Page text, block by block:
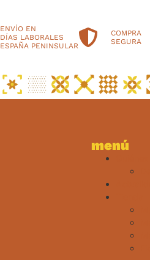
ENVÍO EN
DÍAS LABORALES
ESPAÑA PENINSULAR
COMPRA
SEGURA
menú